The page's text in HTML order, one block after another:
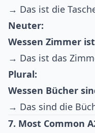
→ Das ist die
Neuter:
Wessen Zimmer
→ Das ist das
Plural:
Wessen Bücher
→ Das sind die
7. Most Common